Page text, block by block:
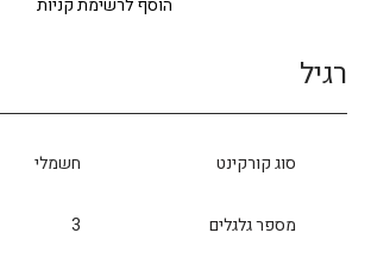
הוסף לרשימת קניות
רגיל
סוג קורקינט חשמלי
מספר גלגלים 3